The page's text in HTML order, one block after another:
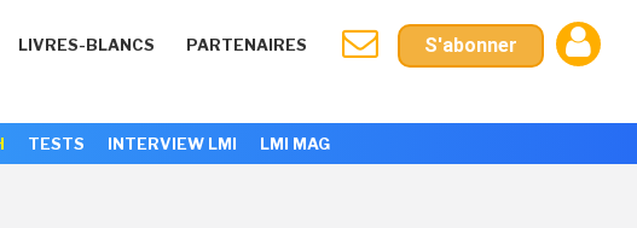
LIVRES-BLANCS PARTENAIRES S'abonner
TESTS INTERVIEW LMI LMI MAG